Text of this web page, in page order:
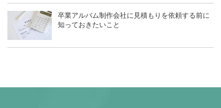
卒業アルバム制作会社に見積もりを依頼する前に
知っておきたいこと